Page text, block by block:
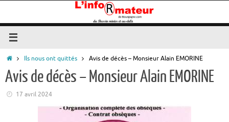
contenu
AccueilIls nous ont quittés Avis de décès – Monsieur Alain EMORINE
Avis de décès – Monsieur Alain EMORINE
17 avril 2024